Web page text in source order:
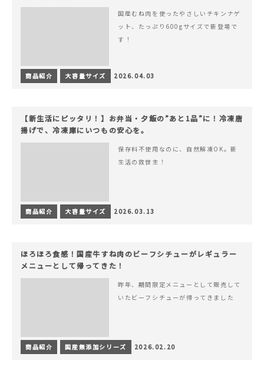
国産むね肉を使ったやさしいチキンナゲ
ット、たっぷり600gサイズで新登場で
す！
商品紹介 大容量サイズ 2026.04.03
【新生活にピッタリ！】お弁当・夕飯の”あと1品”に！冷凍唐
揚げで、冷凍庫にいつもの安心を。
保存料不使用なのに、自然解凍OK。新
生活の救世主！
商品紹介 大容量サイズ 2026.03.13
ほろほろ食感！国産牛すね肉のビーフシチューがレギュラー
メニューとして帰ってきた！
昨年、期間限定メニューとして販売して
いたビーフシチューが帰ってきました
商品紹介 国産無添加シリーズ 2026.02.20